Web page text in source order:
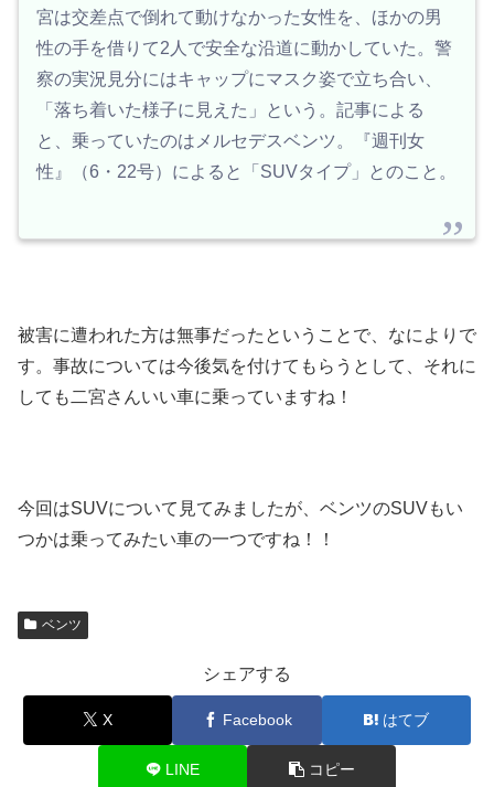
宮は交差点で倒れて動けなかった女性を、ほかの男
性の手を借りて2人で安全な沿道に動かしていた。警
察の実況見分にはキャップにマスク姿で立ち合い、
「落ち着いた様子に見えた」という。記事による
と、乗っていたのはメルセデスベンツ。『週刊女
性』（6・22号）によると「SUVタイプ」とのこと。
被害に遭われた方は無事だったということで、なによりで
す。事故については今後気を付けてもらうとして、それに
しても二宮さんいい車に乗っていますね！
今回はSUVについて見てみましたが、ベンツのSUVもい
つかは乗ってみたい車の一つですね！！
ベンツ
シェアする
X Facebook はてブ
LINE コピー